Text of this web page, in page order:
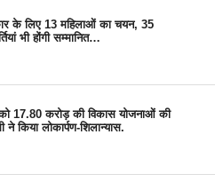
के लिए 13 महिलाओं का चयन, 35
भी होंगी सम्मानित…
को 17.80 करोड़ की विकास योजनाओं की
ने किया लोकार्पण-शिलान्यास.